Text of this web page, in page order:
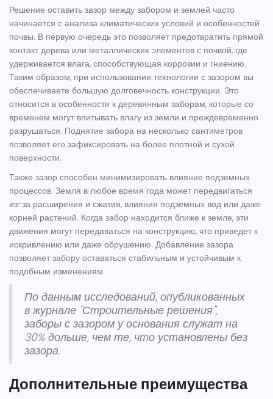
Решение оставить зазор между забором и землей часто
начинается с анализа климатических условий и особенностей
почвы. В первую очередь это позволяет предотвратить прямой
контакт дерева или металлических элементов с почвой, где
удерживается влага, способствующая коррозии и гниению.
Таким образом, при использовании технологии с зазором вы
обеспечиваете большую долговечность конструкции. Это
относится в особенности к деревянным заборам, которые со
временем могут впитывать влагу из земли и преждевременно
разрушаться. Поднятие забора на несколько сантиметров
позволяет его зафиксировать на более плотной и сухой
поверхности.
Также зазор способен минимизировать влияние подземных
процессов. Земля в любое время года может передвигаться
из-за расширения и сжатия, влияния подземных вод или даже
корней растений. Когда забор находится ближе к земле, эти
движения могут передаваться на конструкцию, что приведет к
искривлению или даже обрушению. Добавление зазора
позволяет забору оставаться стабильным и устойчивым к
подобным изменениям.
По данным исследований, опубликованных
в журнале "Строительные решения",
заборы с зазором у основания служат на
30% дольше, чем те, что установлены без
зазора.
Дополнительные преимущества